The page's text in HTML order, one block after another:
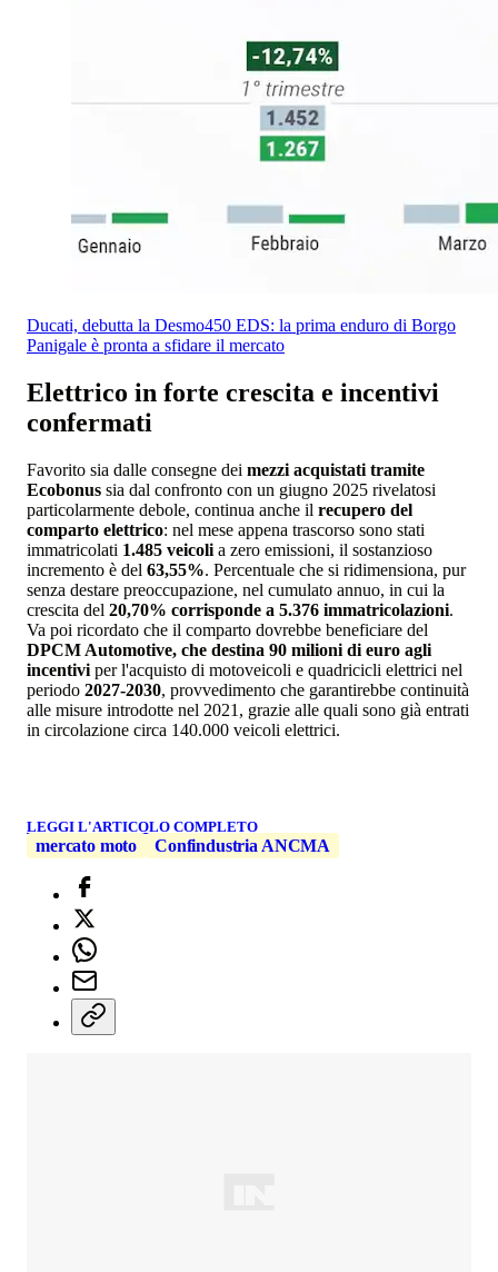
Ducati, debutta la Desmo450 EDS: la prima enduro di Borgo
Panigale è pronta a sfidare il mercato
Elettrico in forte crescita e incentivi
confermati
Favorito sia dalle consegne dei mezzi acquistati tramite
Ecobonus sia dal confronto con un giugno 2025 rivelatosi
particolarmente debole, continua anche il recupero del
comparto elettrico: nel mese appena trascorso sono stati
immatricolati 1.485 veicoli a zero emissioni, il sostanzioso
incremento è del 63,55%. Percentuale che si ridimensiona, pur
senza destare preoccupazione, nel cumulato annuo, in cui la
crescita del 20,70% corrisponde a 5.376 immatricolazioni.
Va poi ricordato che il comparto dovrebbe beneficiare del
DPCM Automotive, che destina 90 milioni di euro agli
incentivi per l'acquisto di motoveicoli e quadricicli elettrici nel
periodo 2027-2030, provvedimento che garantirebbe continuità
alle misure introdotte nel 2021, grazie alle quali sono già entrati
in circolazione circa 140.000 veicoli elettrici.
LEGGI L'ARTICOLO COMPLETO
mercato moto Confindustria ANCMA